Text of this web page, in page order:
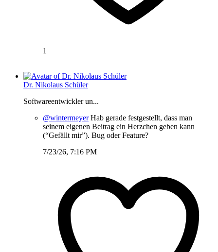
1
Dr. Nikolaus Schüler
Softwareentwickler un...
@wintermeyerHab gerade festgestellt, dass man
seinem eigenen Beitrag ein Herzchen geben kann
(“Gefällt mir”). Bug oder Feature?
7/23/26, 7:16 PM